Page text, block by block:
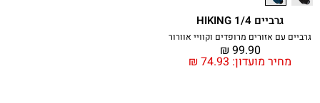
גרביים HIKING 1/4
גרביים עם אזורים מרופדים וקוויי אוורור
מחיר מועדון: ₪ 74.93
₪ 99.90